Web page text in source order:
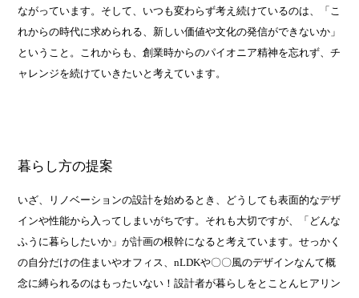
ながっています。そして、いつも変わらず考え続けているのは、「こ
れからの時代に求められる、新しい価値や文化の発信ができないか」
ということ。これからも、創業時からのパイオニア精神を忘れず、チ
ャレンジを続けていきたいと考えています。
暮らし方の提案
いざ、リノベーションの設計を始めるとき、どうしても表面的なデザ
インや性能から入ってしまいがちです。それも大切ですが、「どんな
ふうに暮らしたいか」が計画の根幹になると考えています。せっかく
の自分だけの住まいやオフィス、nLDKや〇〇風のデザインなんて概
念に縛られるのはもったいない！設計者が暮らしをとことんヒアリン